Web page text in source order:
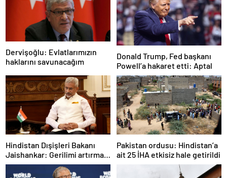
Dervişoğlu: Evlatlarımızın
haklarını savunacağım
Donald Trump, Fed başkanı
Powell’a hakaret etti: Aptal
Hindistan Dışişleri Bakanı
Jaishankar: Gerilimi artırmak
gibi bir niyetimiz yok
Pakistan ordusu: Hindistan’a
ait 25 İHA etkisiz hale getirildi